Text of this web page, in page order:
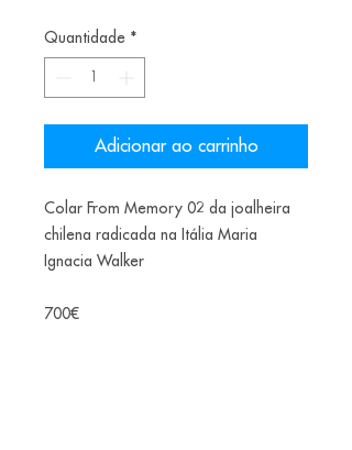
Quantidade *
Adicionar ao carrinho
Colar From Memory 02 da joalheira
chilena radicada na Itália Maria
Ignacia Walker
700€